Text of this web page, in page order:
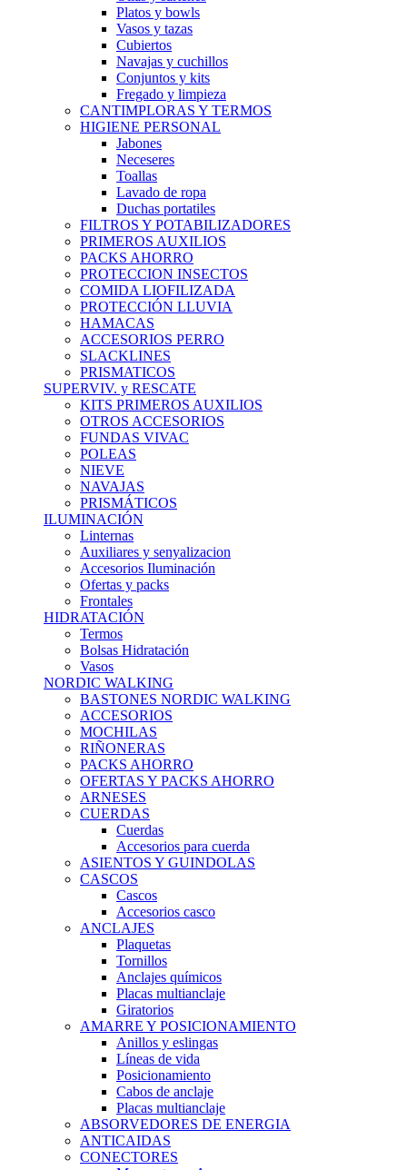
Platos y bowls
Vasos y tazas
Cubiertos
Navajas y cuchillos
Conjuntos y kits
Fregado y limpieza
CANTIMPLORAS Y TERMOS
HIGIENE PERSONAL
Jabones
Neceseres
Toallas
Lavado de ropa
Duchas portatiles
FILTROS Y POTABILIZADORES
PRIMEROS AUXILIOS
PACKS AHORRO
PROTECCION INSECTOS
COMIDA LIOFILIZADA
PROTECCIÓN LLUVIA
HAMACAS
ACCESORIOS PERRO
SLACKLINES
PRISMATICOS
SUPERVIV. y RESCATE
KITS PRIMEROS AUXILIOS
OTROS ACCESORIOS
FUNDAS VIVAC
POLEAS
NIEVE
NAVAJAS
PRISMÁTICOS
ILUMINACIÓN
Linternas
Auxiliares y senyalizacion
Accesorios Iluminación
Ofertas y packs
Frontales
HIDRATACIÓN
Termos
Bolsas Hidratación
Vasos
NORDIC WALKING
BASTONES NORDIC WALKING
ACCESORIOS
MOCHILAS
RIÑONERAS
PACKS AHORRO
OFERTAS Y PACKS AHORRO
ARNESES
CUERDAS
Cuerdas
Accesorios para cuerda
ASIENTOS Y GUINDOLAS
CASCOS
Cascos
Accesorios casco
ANCLAJES
Plaquetas
Tornillos
Anclajes químicos
Placas multianclaje
Giratorios
AMARRE Y POSICIONAMIENTO
Anillos y eslingas
Líneas de vida
Posicionamiento
Cabos de anclaje
Placas multianclaje
ABSORVEDORES DE ENERGIA
ANTICAIDAS
CONECTORES